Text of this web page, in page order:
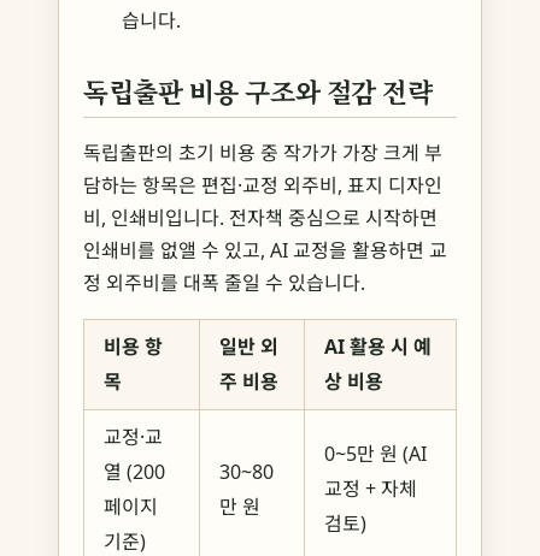
습니다.
독립출판 비용 구조와 절감 전략
독립출판의 초기 비용 중 작가가 가장 크게 부
담하는 항목은 편집·교정 외주비, 표지 디자인
비, 인쇄비입니다. 전자책 중심으로 시작하면
인쇄비를 없앨 수 있고, AI 교정을 활용하면 교
정 외주비를 대폭 줄일 수 있습니다.
비용 항
목
일반 외
주 비용
AI 활용 시 예
상 비용
교정·교
열 (200
페이지
기준)
30~80
만 원
0~5만 원 (AI
교정 + 자체
검토)